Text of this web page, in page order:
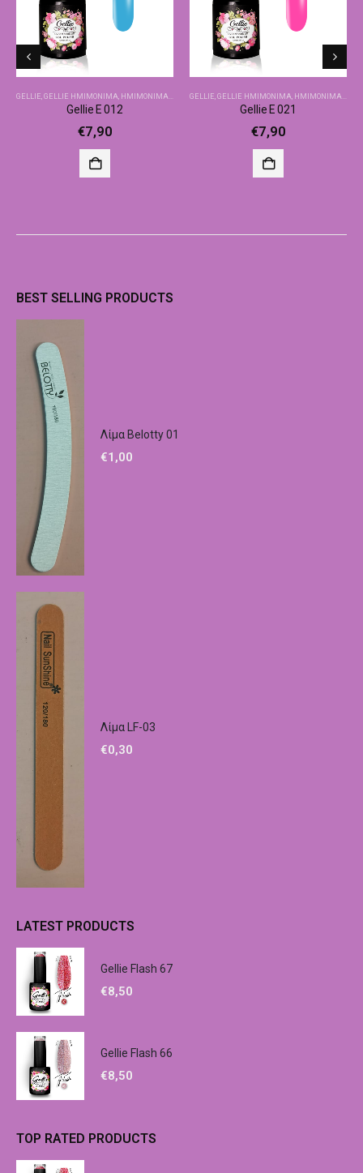
GELLIE GELLIE ΗΜΙΜΌΝΙΜΑ ΗΜΙΜΌΝΙΜΑ-ΒΑΣΙΚΆ ΧΡΏΜΑΤΑ
Gellie E 012
€7,90
GELLIE GELLIE ΗΜΙΜΌΝΙΜΑ ΗΜΙΜΌΝΙΜΑ-ΒΑΣΙΚΆ ΧΡΏΜΑΤΑ
Gellie E 021
€7,90
BEST SELLING PRODUCTS
Λίμα Belotty 01
€1,00
Λίμα LF-03
€0,30
LATEST PRODUCTS
Gellie Flash 67
€8,50
Gellie Flash 66
€8,50
TOP RATED PRODUCTS